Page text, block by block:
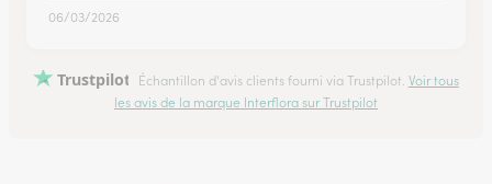
06/03/2026
Trustpilot Échantillon d'avis clients fourni via Trustpilot. Voir tous
les avis de la marque Interflora sur Trustpilot